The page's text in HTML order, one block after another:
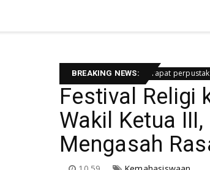
BREAKING NEWS:
Berita rapat perpustakaan
Festival Religi
Wakil Ketua
Mengasah